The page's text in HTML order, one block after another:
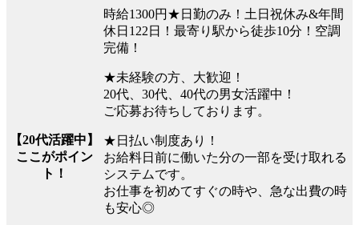
【20代活躍中】
ここがポイン
ト！
時給1300円★日勤のみ！土日祝休み&年間
休日122日！最寄り駅から徒歩10分！空調
完備！
★未経験の方、大歓迎！
20代、30代、40代の男女活躍中！
ご応募お待ちしております。
★日払い制度あり！
お給料日前に働いた分の一部を受け取れる
システムです。
お仕事を初めてすぐの時や、急な出費の時
も安心◎